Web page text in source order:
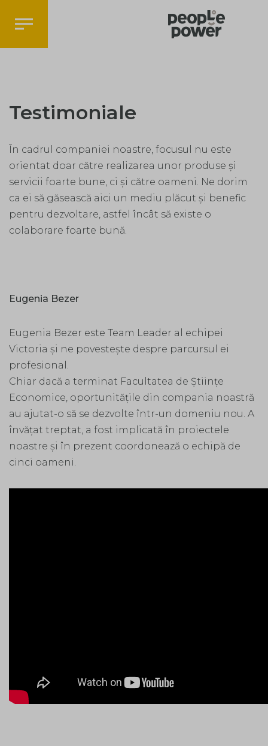
Testimoniale
În cadrul companiei noastre, focusul nu este
orientat doar către realizarea unor produse și
servicii foarte bune, ci și către oameni. Ne dorim
ca ei să găsească aici un mediu plăcut și benefic
pentru dezvoltare, astfel încât să existe o
colaborare foarte bună.
Eugenia Bezer
Eugenia Bezer este Team Leader al echipei
Victoria și ne povestește despre parcursul ei
profesional.
Chiar dacă a terminat Facultatea de Științe
Economice, oportunitățile din compania noastră
au ajutat-o să se dezvolte într-un domeniu nou. A
învățat treptat, a fost implicată în proiectele
noastre și în prezent coordonează o echipă de
cinci oameni.